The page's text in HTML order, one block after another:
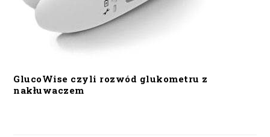
GlucoWise czyli rozwód glukometru z
nakłuwaczem